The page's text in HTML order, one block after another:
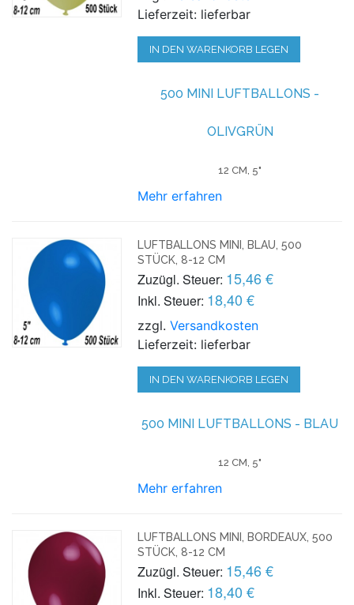
Lieferzeit: lieferbar
IN DEN WARENKORB LEGEN
500 MINI LUFTBALLONS -
OLIVGRÜN
12 CM, 5"
Mehr erfahren
LUFTBALLONS MINI, BLAU, 500
STÜCK, 8-12 CM
Zuzügl. Steuer: 15,46 €
Inkl. Steuer: 18,40 €
zzgl.Versandkosten
Lieferzeit: lieferbar
IN DEN WARENKORB LEGEN
500 MINI LUFTBALLONS - BLAU
12 CM, 5"
Mehr erfahren
LUFTBALLONS MINI, BORDEAUX, 500
STÜCK, 8-12 CM
Zuzügl. Steuer: 15,46 €
Inkl. Steuer: 18,40 €